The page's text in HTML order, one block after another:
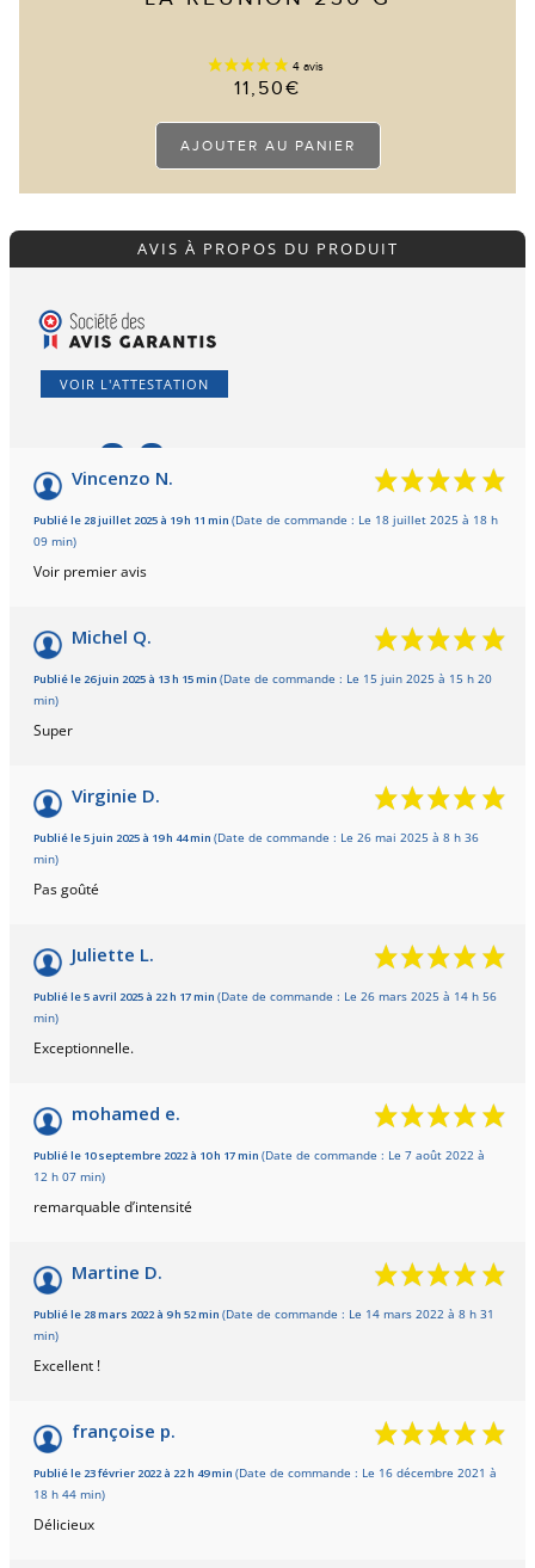
11,50€
AJOUTER AU PANIER
AVIS À PROPOS DU PRODUIT
VOIR L'ATTESTATION
9.8/10
Basé sur 8 avis
Vincenzo N.
Publié le 28 juillet 2025 à 19 h 11 min (Date de commande : Le 18 juillet 2025 à 18 h
09 min)
Voir premier avis
Michel Q.
Publié le 26 juin 2025 à 13 h 15 min (Date de commande : Le 15 juin 2025 à 15 h 20
min)
Super
Virginie D.
Publié le 5 juin 2025 à 19 h 44 min (Date de commande : Le 26 mai 2025 à 8 h 36
min)
Pas goûté
Juliette L.
Publié le 5 avril 2025 à 22 h 17 min (Date de commande : Le 26 mars 2025 à 14 h 56
min)
Exceptionnelle.
mohamed e.
Publié le 10 septembre 2022 à 10 h 17 min (Date de commande : Le 7 août 2022 à
12 h 07 min)
remarquable d’intensité
Martine D.
Publié le 28 mars 2022 à 9 h 52 min (Date de commande : Le 14 mars 2022 à 8 h 31
min)
Excellent !
françoise p.
Publié le 23 février 2022 à 22 h 49 min (Date de commande : Le 16 décembre 2021 à
18 h 44 min)
Délicieux